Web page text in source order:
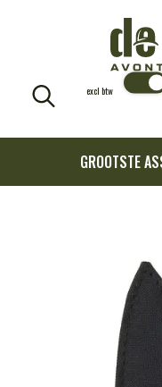
excl btw
GROOTSTE